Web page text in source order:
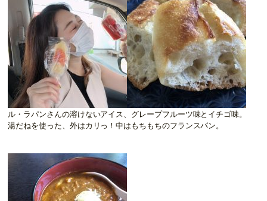
ル・ラパンさんの溶けないアイス、グレープフルーツ味とイチゴ味。
湯だねを使った、外はカリっ！中はもちもちのフランスパン。